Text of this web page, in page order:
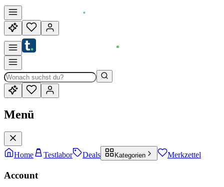
Menü
Home Testlabor Deals Kategorien Merkzettel
Account